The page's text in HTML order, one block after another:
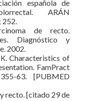
española de
ARÁN
de recto.
Diagnóstico y
2002.
Characteristics of
FamPract
63. [PUBMED
y recto. [citado 29 de